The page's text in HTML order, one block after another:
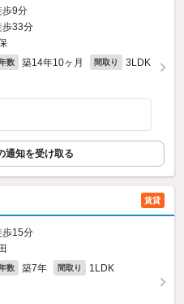
歩9分
歩33分
数 築14年10ヶ月 間取り 3LDK
通知を受け取る
賃貸
歩15分
数 築7年 間取り 1LDK